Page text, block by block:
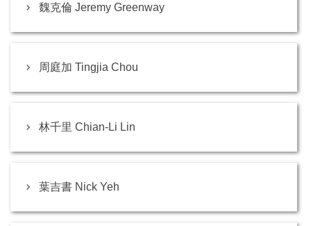
魏克倫 Jeremy Greenway
周庭加 Tingjia Chou
林千里 Chian-Li Lin
葉吉書 Nick Yeh